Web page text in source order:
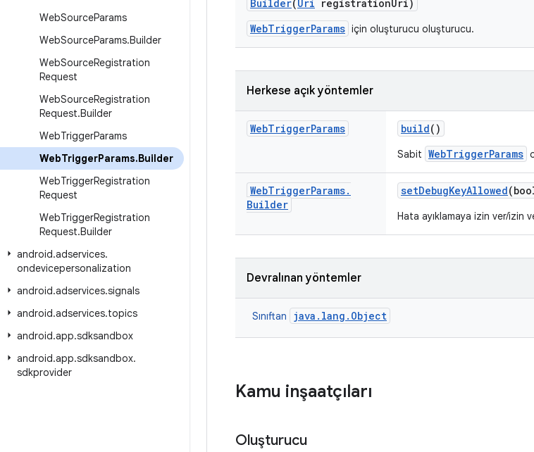
WebSourceParams
WebSourceParams.Builder
WebSourceRegistration
Request
WebSourceRegistration
Request.Builder
WebTriggerParams
WebTriggerParams.Builder
WebTriggerRegistration
Request
WebTriggerRegistration
Request.Builder
android.adservices.
ondevicepersonalization
android.adservices.signals
android.adservices.topics
android.app.sdksandbox
android.app.sdksandbox.
sdkprovider
Builder(Uri registrationUri)
WebTriggerParams için oluşturucu oluşturucu.
Herkese açık yöntemler
WebTriggerParams build()
Sabit WebTriggerParams
WebTriggerParams.
Builder
setDebugKeyAllowed
Hata ayıklamaya izin ver/izin
Devralınan yöntemler
Sınıftan java.lang.Object
Kamu inşaatçıları
Oluşturucu